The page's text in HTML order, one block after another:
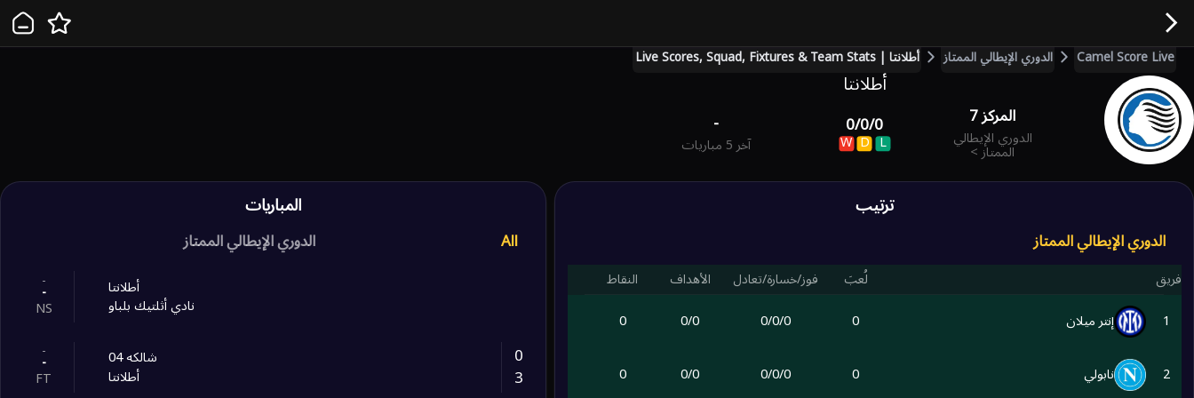
Camel Score Live الدوري الإيطالي الممتاز أطلانتا | Live Scores, Squad, Fixtures & Team Stats
أطلانتا
المركز7
الدوري الإيطالي
الممتاز>
0/0/0
W D L
-
آخر 5 مباريات
ترتيب
الدوري الإيطالي الممتاز
فريق لُعبَ فوز/خسارة/تعادل الأهداف
النقاط
1
إنتر ميلان 0
0/0/0
0/0
0
2
نابولي 0
0/0/0
0/0
0
المباريات
All الدوري الإيطالي الممتاز
--
NS
أطلانتا
نادي أثلتيك بلباو
--
FT
شالكه 04
أطلانتا
0
3